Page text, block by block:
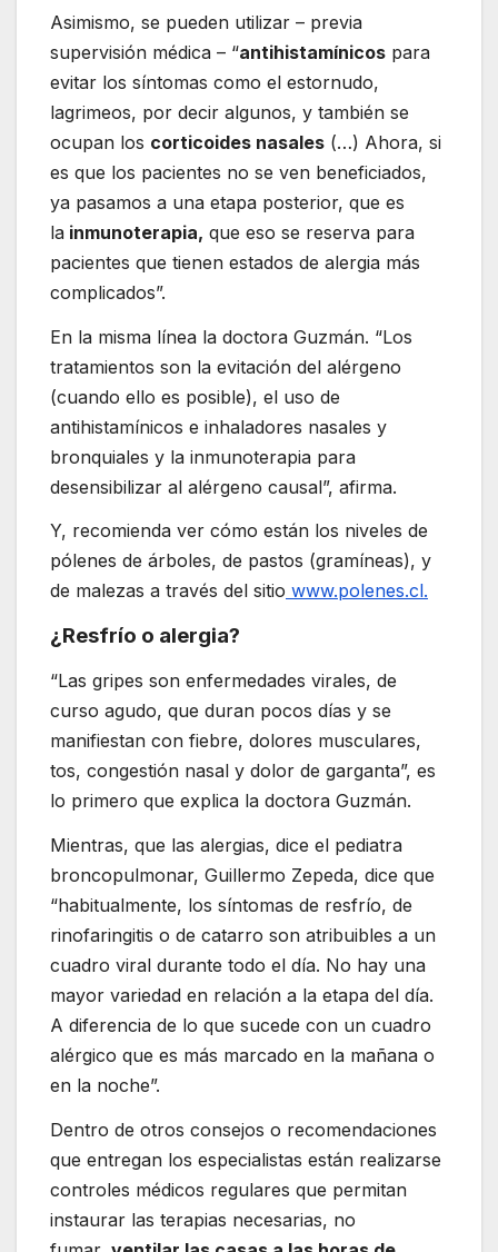
Asimismo, se pueden utilizar – previa
supervisión médica – “antihistamínicos para
evitar los síntomas como el estornudo,
lagrimeos, por decir algunos, y también se
ocupan los corticoides nasales (…) Ahora, si
es que los pacientes no se ven beneficiados,
ya pasamos a una etapa posterior, que es
la inmunoterapia, que eso se reserva para
pacientes que tienen estados de alergia más
complicados”.
En la misma línea la doctora Guzmán. “Los
tratamientos son la evitación del alérgeno
(cuando ello es posible), el uso de
antihistamínicos e inhaladores nasales y
bronquiales y la inmunoterapia para
desensibilizar al alérgeno causal”, afirma.
Y, recomienda ver cómo están los niveles de
pólenes de árboles, de pastos (gramíneas), y
de malezas a través del sitio www.polenes.cl.
¿Resfrío o alergia?
“Las gripes son enfermedades virales, de
curso agudo, que duran pocos días y se
manifiestan con fiebre, dolores musculares,
tos, congestión nasal y dolor de garganta”, es
lo primero que explica la doctora Guzmán.
Mientras, que las alergias, dice el pediatra
broncopulmonar, Guillermo Zepeda, dice que
“habitualmente, los síntomas de resfrío, de
rinofaringitis o de catarro son atribuibles a un
cuadro viral durante todo el día. No hay una
mayor variedad en relación a la etapa del día.
A diferencia de lo que sucede con un cuadro
alérgico que es más marcado en la mañana o
en la noche”.
Dentro de otros consejos o recomendaciones
que entregan los especialistas están realizarse
controles médicos regulares que permitan
instaurar las terapias necesarias, no